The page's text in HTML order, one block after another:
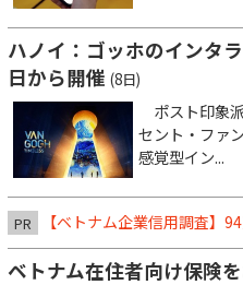
ハノイ：ゴッホのインタ
日から開催 (8日)
ポスト印象
セント・ファ
感覚型イン...
PR 【ベトナム企業信用調査】
ベトナム在住者向け保険